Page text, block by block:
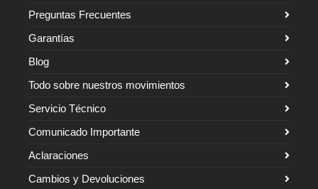
Preguntas Frecuentes
Garantías
Blog
Todo sobre nuestros movimientos
Servicio Técnico
Comunicado Importante
Aclaraciones
Cambios y Devoluciones